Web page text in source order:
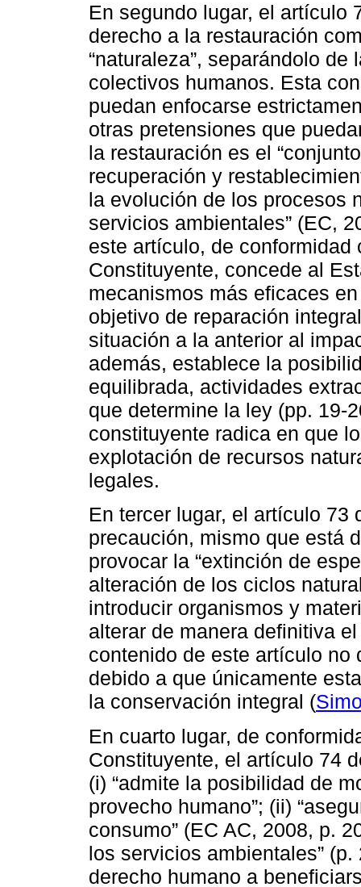
En segundo lugar, el artículo
derecho a la restauración
“naturaleza”, separándolo
colectivos humanos. Esta
puedan enfocarse
otras pretensiones que
la restauración es el
recuperación y
la evolución de los procesos
servicios ambientales” (EC,
este artículo, de
Constituyente, concede al
mecanismos más eficaces
objetivo de reparación
situación a la anterior al
además, establece la
equilibrada, actividades
que determine la ley (pp. 19-
constituyente radica en que
explotación de recursos
legales.
En tercer lugar, el artículo 73
precaución, mismo que está
provocar la “extinción de
alteración de los ciclos
introducir organismos y
alterar de manera definitiva
contenido de este artículo no
debido a que únicamente
la conservación integral (
En cuarto lugar, de
Constituyente, el artículo 74
(i) “admite la posibilidad de
provecho humano”; (ii)
consumo” (EC AC, 2008, p.
los servicios ambientales”
derecho humano a